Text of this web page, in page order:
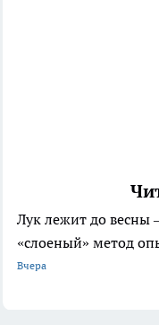
Лук лежит до весны
«слоеный» метод
Вчера